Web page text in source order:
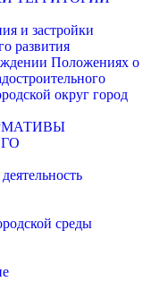
и застройки
развития
Положениях о
округ город
среды